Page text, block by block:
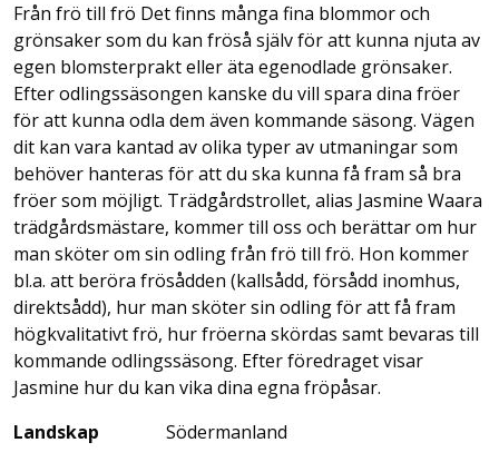
Från frö till frö Det finns många fina blommor och
grönsaker som du kan fröså själv för att kunna njuta av
egen blomsterprakt eller äta egenodlade grönsaker.
Efter odlingssäsongen kanske du vill spara dina fröer
för att kunna odla dem även kommande säsong. Vägen
dit kan vara kantad av olika typer av utmaningar som
behöver hanteras för att du ska kunna få fram så bra
fröer som möjligt. Trädgårdstrollet, alias Jasmine Waara
trädgårdsmästare, kommer till oss och berättar om hur
man sköter om sin odling från frö till frö. Hon kommer
bl.a. att beröra frösådden (kallsådd, försådd inomhus,
direktsådd), hur man sköter sin odling för att få fram
högkvalitativt frö, hur fröerna skördas samt bevaras till
kommande odlingssäsong. Efter föredraget visar
Jasmine hur du kan vika dina egna fröpåsar.
Landskap
Södermanland